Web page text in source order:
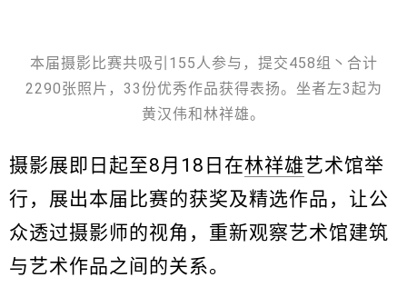
本届摄影比赛共吸引155人参与，提交458组丶合计
2290张照片，33份优秀作品获得表扬。坐者左3起为
黄汉伟和林祥雄。
摄影展即日起至8月18日在林祥雄艺术馆举
行，展出本届比赛的获奖及精选作品，让公
众透过摄影师的视角，重新观察艺术馆建筑
与艺术作品之间的关系。